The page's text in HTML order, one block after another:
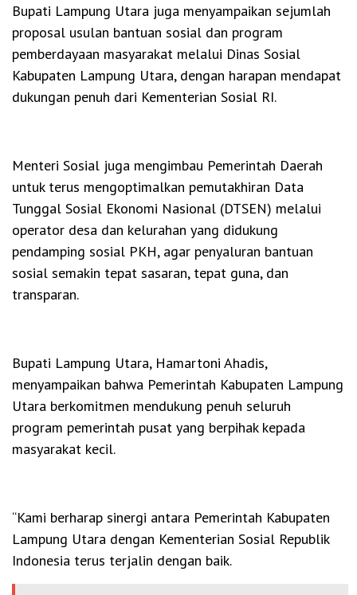
Bupati Lampung Utara juga menyampaikan sejumlah
proposal usulan bantuan sosial dan program
pemberdayaan masyarakat melalui Dinas Sosial
Kabupaten Lampung Utara, dengan harapan mendapat
dukungan penuh dari Kementerian Sosial RI.
Menteri Sosial juga mengimbau Pemerintah Daerah
untuk terus mengoptimalkan pemutakhiran Data
Tunggal Sosial Ekonomi Nasional (DTSEN) melalui
operator desa dan kelurahan yang didukung
pendamping sosial PKH, agar penyaluran bantuan
sosial semakin tepat sasaran, tepat guna, dan
transparan.
Bupati Lampung Utara, Hamartoni Ahadis,
menyampaikan bahwa Pemerintah Kabupaten Lampung
Utara berkomitmen mendukung penuh seluruh
program pemerintah pusat yang berpihak kepada
masyarakat kecil.
“Kami berharap sinergi antara Pemerintah Kabupaten
Lampung Utara dengan Kementerian Sosial Republik
Indonesia terus terjalin dengan baik.